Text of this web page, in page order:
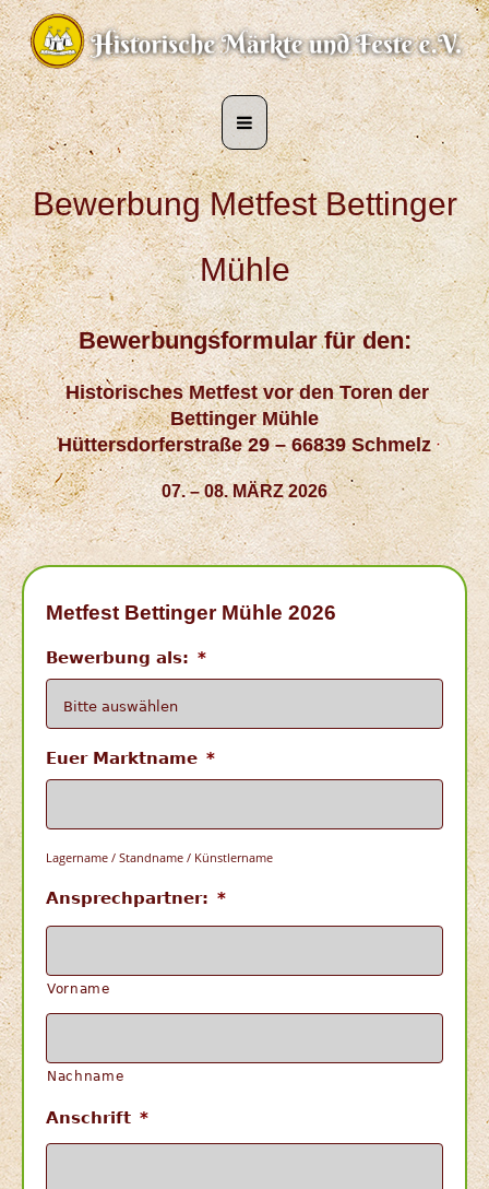
Bewerbung Metfest Bettinger
Mühle
Bewerbungsformular für den:
Historisches Metfest vor den Toren der
Bettinger Mühle
Hüttersdorferstraße 29 – 66839 Schmelz
07. – 08. MÄRZ 2026
Metfest Bettinger Mühle 2026
Bewerbung als: *
Euer Marktname *
Lagername / Standname / Künstlername
Ansprechpartner: *
Vorname
Nachname
Anschrift *